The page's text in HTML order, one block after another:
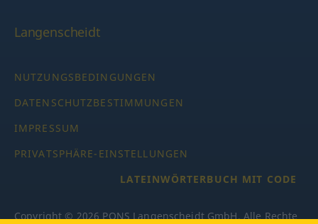
Langenscheidt
NUTZUNGSBEDINGUNGEN
DATENSCHUTZBESTIMMUNGEN
IMPRESSUM
PRIVATSPHÄRE-EINSTELLUNGEN
LATEINWÖRTERBUCH MIT CODE
Copyright © 2026 PONS Langenscheidt GmbH, Alle Rechte